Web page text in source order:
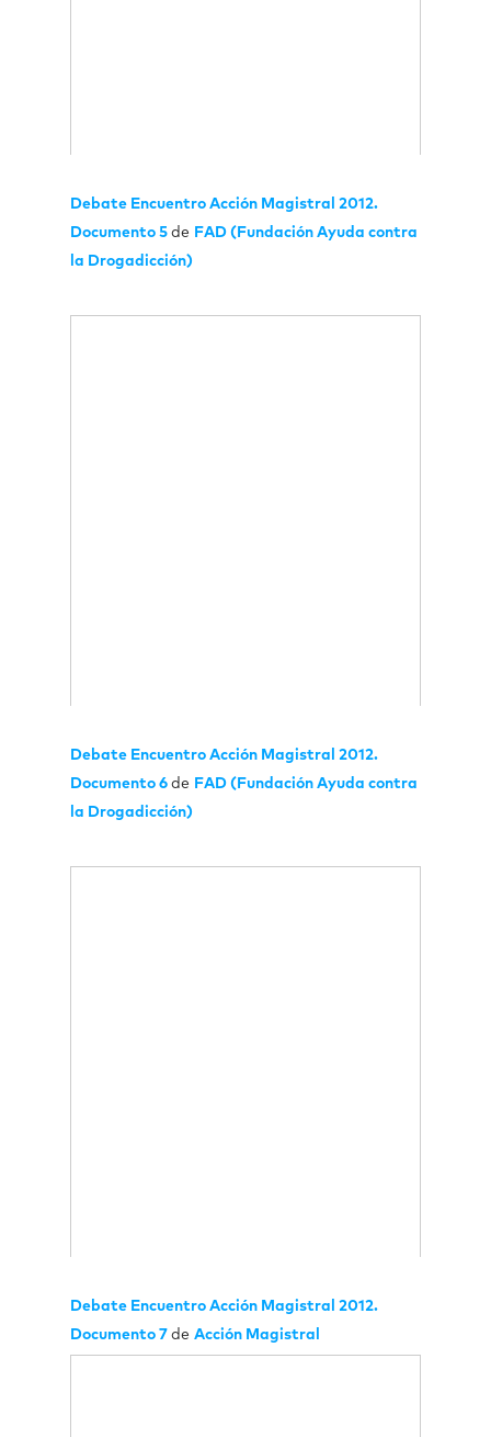
Debate Encuentro Acción Magistral 2012.
Documento 5 de FAD (Fundación Ayuda contra
la Drogadicción)
Debate Encuentro Acción Magistral 2012.
Documento 6 de FAD (Fundación Ayuda contra
la Drogadicción)
Debate Encuentro Acción Magistral 2012.
Documento 7 de Acción Magistral